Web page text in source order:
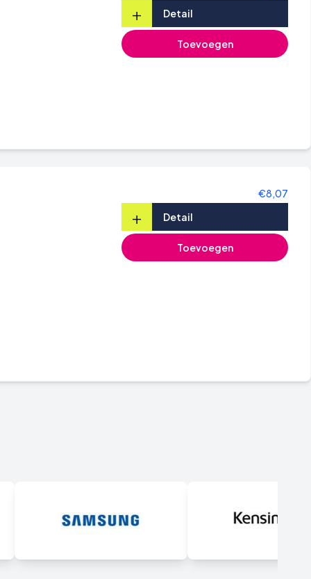
+ Detail
Toevoegen
€8,07
+ Detail
Toevoegen